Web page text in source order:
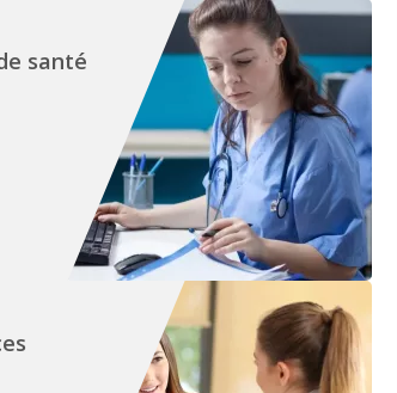
santé